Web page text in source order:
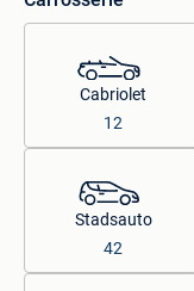
Cabriolet
12
Stadsauto
42